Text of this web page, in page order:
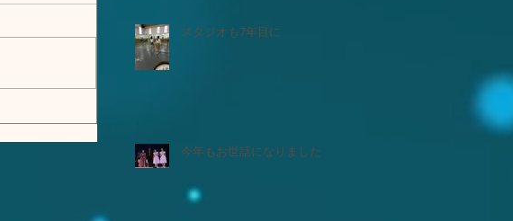
スタジオも7年目に
今年もお世話になりました